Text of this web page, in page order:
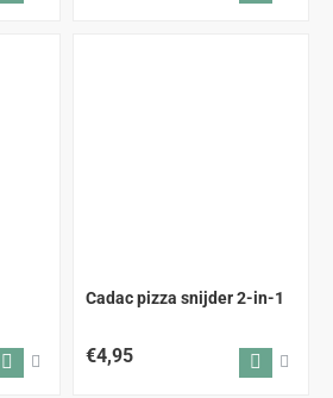
Cadac pizza snijder 2-in-1
€4,95